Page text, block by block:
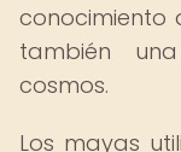
conocimiento
también
cosmos.
Los mayas